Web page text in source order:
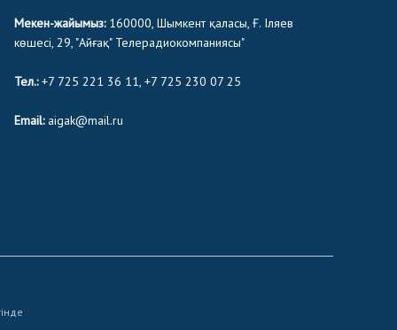
Мекен-жайымыз:160000, Шымкент қаласы, Ғ. Іляев
көшесі, 29, "Айғақ" Телерадиокомпаниясы"
Тел.:+7 725 221 36 11, +7 725 230 07 25
Email:aigak@mail.ru